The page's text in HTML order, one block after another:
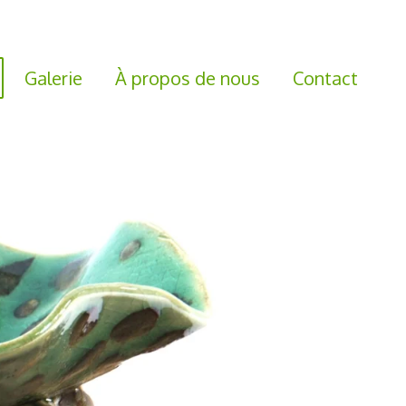
Galerie À propos de nous Contact